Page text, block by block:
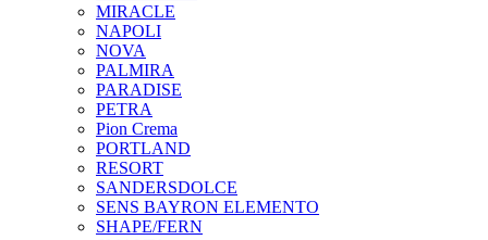
MIRACLE
NAPOLI
NOVA
PALMIRA
PARADISE
PETRA
Pion Crema
PORTLAND
RESORT
SANDERSDOLCE
SENS BAYRON ELEMENTO
SHAPE/FERN